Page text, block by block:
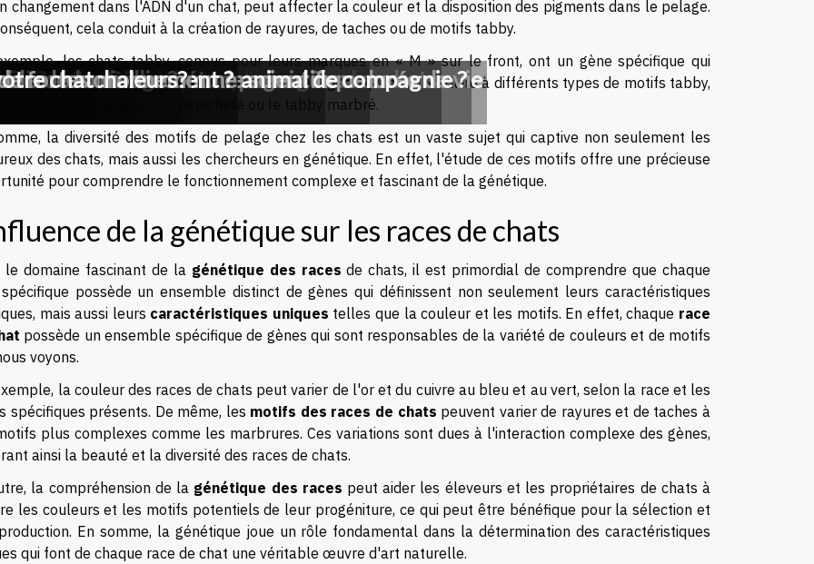
changement dans l'ADN d'un chat, peut affecter la couleur et la disposition des pigments dans le pelage.
cela conduit à la création de rayures, de taches ou de motifs tabby.
les chats tabby, connus pour leurs marques en « M » sur le front, ont un gène spécifique qui
leur motif de pelage. C'est la variation de ce gène qui peut conduire à différents types de motifs tabby,
le tabby tigré, le tabby moucheté ou le tabby marbré.
la diversité des motifs de pelage chez les chats est un vaste sujet qui captive non seulement les
des chats, mais aussi les chercheurs en génétique. En effet, l'étude de ces motifs offre une précieuse
pour comprendre le fonctionnement complexe et fascinant de la génétique.
de la génétique sur les races de chats
le domaine fascinant de la génétique des races de chats, il est primordial de comprendre que chaque
possède un ensemble distinct de gènes qui définissent non seulement leurs caractéristiques
mais aussi leurs caractéristiques uniques telles que la couleur et les motifs. En effet, chaque race
possède un ensemble spécifique de gènes qui sont responsables de la variété de couleurs et de motifs
voyons.
la couleur des races de chats peut varier de l'or et du cuivre au bleu et au vert, selon la race et les
spécifiques présents. De même, les motifs des races de chats peuvent varier de rayures et de taches à
plus complexes comme les marbrures. Ces variations sont dues à l'interaction complexe des gènes,
ainsi la beauté et la diversité des races de chats.
la compréhension de la génétique des races peut aider les éleveurs et les propriétaires de chats à
les couleurs et les motifs potentiels de leur progéniture, ce qui peut être bénéfique pour la sélection et
En somme, la génétique joue un rôle fondamental dans la détermination des caractéristiques
qui font de chaque race de chat une véritable œuvre d'art naturelle.
destructeurs chez les chats
d'aquarium pour prolonger sa durée de vie
d’un animal de compagnie ?
mouche: une étude scientifique
? de son logement ?
maison ?
rares ?
Border Collie ?
à retenir
un hamster comme animal de compagnie ?
de ronronnement ?
fortes chaleurs?
chat